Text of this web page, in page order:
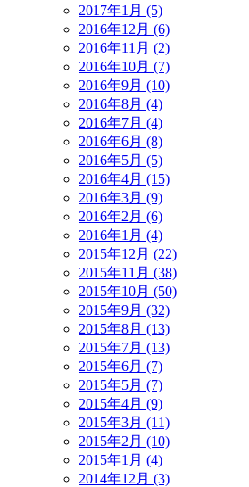
2017年1月 (5)
2016年12月 (6)
2016年11月 (2)
2016年10月 (7)
2016年9月 (10)
2016年8月 (4)
2016年7月 (4)
2016年6月 (8)
2016年5月 (5)
2016年4月 (15)
2016年3月 (9)
2016年2月 (6)
2016年1月 (4)
2015年12月 (22)
2015年11月 (38)
2015年10月 (50)
2015年9月 (32)
2015年8月 (13)
2015年7月 (13)
2015年6月 (7)
2015年5月 (7)
2015年4月 (9)
2015年3月 (11)
2015年2月 (10)
2015年1月 (4)
2014年12月 (3)